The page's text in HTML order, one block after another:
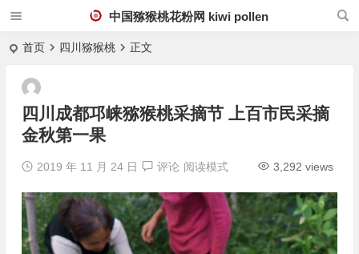
中国猕猴桃花粉网 kiwi pollen
首页 四川猕猴桃 正文
四川成都邛崃猕猴桃采摘节 上百市民采摘
金秋第一果
2019 年 11 月 24 日 评论 3,292 views
阅读模式